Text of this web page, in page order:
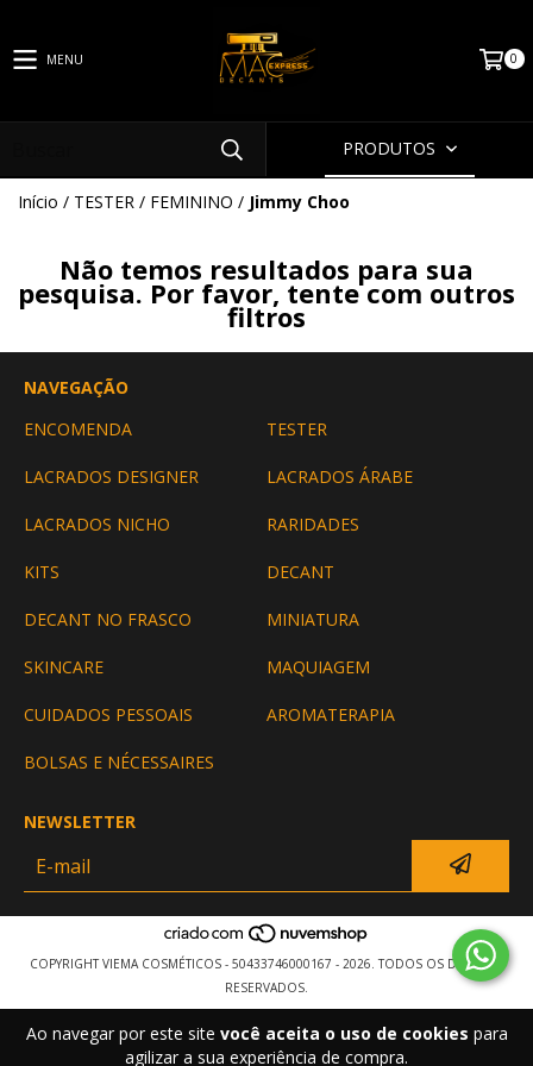
Ao navegar por este site você aceita o uso de cookies para
agilizar a sua experiência de compra.
MENU 0
PRODUTOS
Início / TESTER / FEMININO / Jimmy Choo
Não temos resultados para sua
pesquisa. Por favor, tente com outros
filtros
NAVEGAÇÃO
ENCOMENDA
TESTER
LACRADOS DESIGNER LACRADOS ÁRABE
LACRADOS NICHO RARIDADES
KITS DECANT
DECANT NO FRASCO MINIATURA
SKINCARE MAQUIAGEM
CUIDADOS PESSOAIS AROMATERAPIA
BOLSAS E NÉCESSAIRES
NEWSLETTER
COPYRIGHT VIEMA COSMÉTICOS - 50433746000167 - 2026. TODOS OS DIREITOS
RESERVADOS.